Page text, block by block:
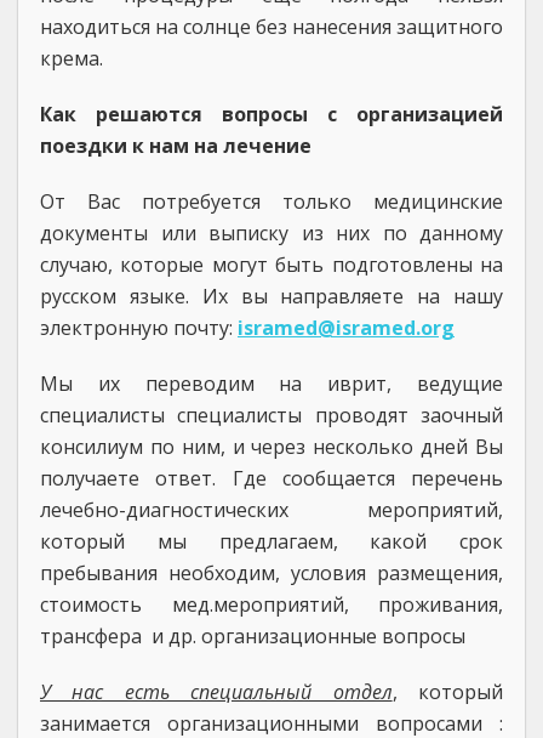
находиться на солнце без нанесения защитного
крема.
Как решаются вопросы с организацией
поездки к нам на лечение
От Вас потребуется только медицинские
документы или выписку из них по данному
случаю, которые могут быть подготовлены на
русском языке. Их вы направляете на нашу
электронную почту: isramed@isramed.org
Мы их переводим на иврит, ведущие
специалисты специалисты проводят заочный
консилиум по ним, и через несколько дней Вы
получаете ответ. Где сообщается перечень
лечебно-диагностических мероприятий,
который мы предлагаем, какой срок
пребывания необходим, условия размещения,
стоимость мед.мероприятий, проживания,
трансфера и др. организационные вопросы
У нас есть специальный отдел, который
занимается организационными вопросами :